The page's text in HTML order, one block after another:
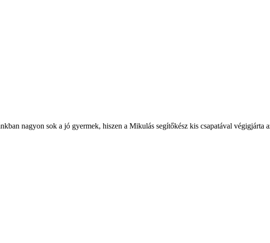
nagyon sok a jó gyermek, hiszen a Mikulás segítőkész kis csapatával végigjárta